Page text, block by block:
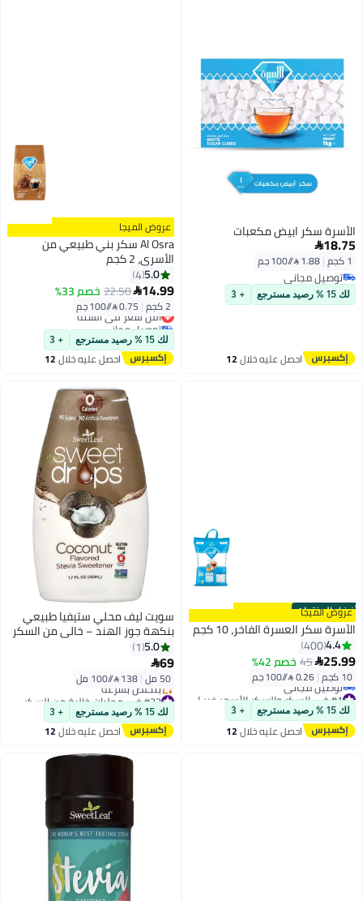
الأسرة سكر ابيض مكعبات
18.75
1 كجم |1.88 /⁨/100 جم⁩
توصيل مجاني
توصيل مجانيلك 15 % رصيد مسترجع + 3
احصل عليه خلال12
عروض الميجا
Al Osra سكر بني طبيعي من
الأسرى، 2 كجم
5.0
4
14.99
22.50خصم 33%
2 كجم |
أقل سعر في السنة
توصيل مجاني
أقل سعر في السنةلك 15 % رصيد مسترجع + 3
احصل عليه خلال12
أفضل المنتجات
عروض الميجا
الأسرة سكر العسرة الفاخر، 10 كجم
4.4
400
25.99
45 خصم 42%
10 كجم |
أقل سعر في 30 يوم
توصيل مجانيلك 15 % رصيد مسترجع + 3
احصل عليه خلال12
سويت ليف محلي ستيفيا طبيعي
بنكهة جوز الهند – خالي من السكر
ويدعم الحمية – 50 مل
5.0
1
69
50 مل |138 /⁨/100 مل⁩
#22 في محليات خالية من السكر
توصيل مجاني
بتخلّص بسرعة
#22 في محليات خالية من السكر
لك 15 % رصيد مسترجع + 3
احصل عليه خلال12